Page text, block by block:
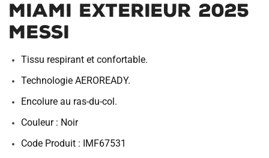
Miami Exterieur 2025
Messi
Tissu respirant et confortable.
Technologie AEROREADY.
Encolure au ras-du-col.
Couleur : Noir
Code Produit : IMF67531